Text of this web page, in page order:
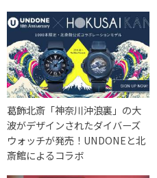
葛飾北斎「神奈川沖浪裏」の大
波がデザインされたダイバーズ
ウォッチが発売！UNDONEと北
斎館によるコラボ